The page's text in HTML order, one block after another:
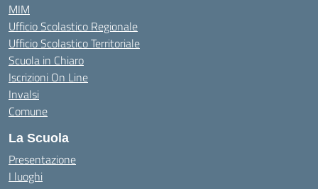
MIM
Ufficio Scolastico Regionale
Ufficio Scolastico Territoriale
Scuola in Chiaro
Iscrizioni On Line
Invalsi
Comune
La Scuola
Presentazione
I luoghi